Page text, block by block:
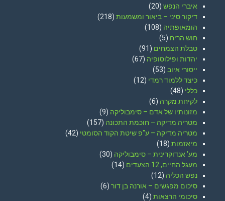
איברי הנפש (20)
דיקור סיני – ביאור ומשמעות (218)
הומאופתיה (108)
חוש הריח (5)
טבלת הצמחים (91)
יהדות ופילוסופיה (67)
ייסורי איוב (53)
כיצד ללמוד רמדי (12)
כללי (48)
לקיחת מקרה (6)
מזונותיו של אדם – סימבוליקה (9)
מטריה מדיקה – חוכמת התכונה (157)
מטריה מדיקה – ע"פ שיטת הקוד הסומטי (42)
מיאזמות (18)
מע' אנדוקרינית – סימבוליקה (30)
מעגל החיים, 12 הצעדים
(14)
נפש הכליה (12)
סיכום מפגשים – אורנה בן דור (6)
סיכומי הרצאות (4)